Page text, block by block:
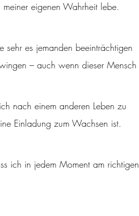
eigenen Wahrheit lebe.
es jemanden beeinträchtigen
– auch wenn dieser Mensch
nach einem anderen Leben zu
Einladung zum Wachsen ist.
ich in jedem Moment am richtigen